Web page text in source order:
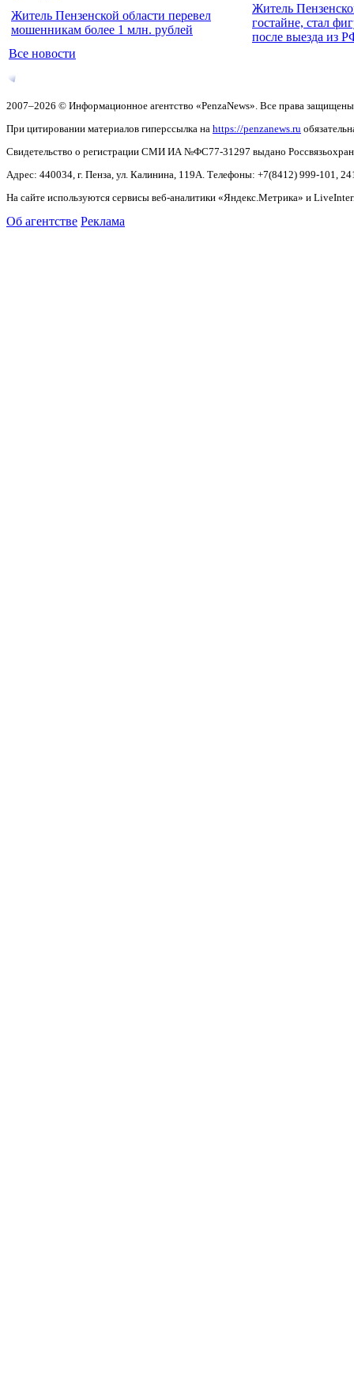
Житель Пензенской области перевел
мошенникам более 1 млн. рублей
Житель
гостайне, стал
после выезда из
Все новости
2007–2026 © Информационное агентство «PenzaNews». Все права
При цитировании материалов гиперссылка на https://penzanews.ru
Свидетельство о регистрации СМИ ИА №ФС77-31297 выдано
Адрес: 440034, г. Пенза, ул. Калинина, 119А. Телефоны: +7(8412) 999-101,
На сайте используются сервисы веб-аналитики «Яндекс.Метрика» и
Об агентстве Реклама